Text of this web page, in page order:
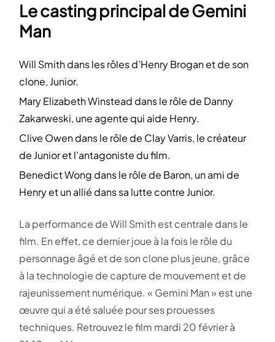
Le casting principal de Gemini
Man
Will Smith dans les rôles d’Henry Brogan et de son
clone, Junior.
Mary Elizabeth Winstead dans le rôle de Danny
Zakarweski, une agente qui aide Henry.
Clive Owen dans le rôle de Clay Varris, le créateur
de Junior et l’antagoniste du film.
Benedict Wong dans le rôle de Baron, un ami de
Henry et un allié dans sa lutte contre Junior.
La performance de Will Smith est centrale dans le
film. En effet, ce dernier joue à la fois le rôle du
personnage âgé et de son clone plus jeune, grâce
à la technologie de capture de mouvement et de
rajeunissement numérique. « Gemini Man » est une
œuvre qui a été saluée pour ses prouesses
techniques. Retrouvez le film mardi 20 février à